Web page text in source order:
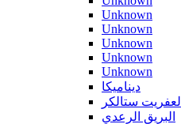
Unknown
Unknown
Unknown
Unknown
Unknown
ديناميكا
العفريت ستالكر
البريق الرعدي